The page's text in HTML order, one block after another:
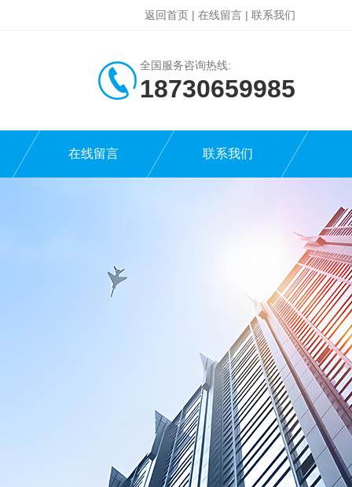
返回首页 | 在线留言 | 联系我们
全国服务咨询热线:
18730659985
在线留言 联系我们